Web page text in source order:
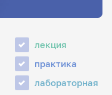
лекция
практика
лабораторная